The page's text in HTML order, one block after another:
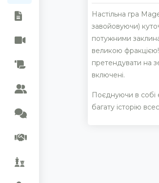
Настільна гра
завойовуючи)
потужними
великою
претендувати на
включені.
Поєднуючи в собі
багату історію